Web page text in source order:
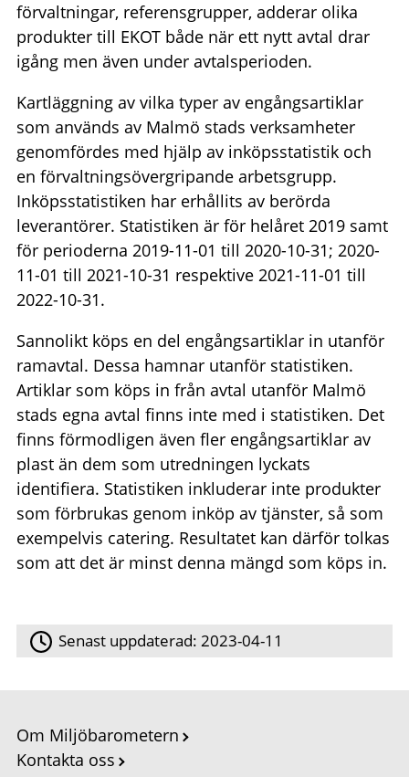
förvaltningar, referensgrupper, adderar olika
produkter till EKOT både när ett nytt avtal drar
igång men även under avtalsperioden.
Kartläggning av vilka typer av engångsartiklar
som används av Malmö stads verksamheter
genomfördes med hjälp av inköpsstatistik och
en förvaltningsövergripande arbetsgrupp.
Inköpsstatistiken har erhållits av berörda
leverantörer. Statistiken är för helåret 2019 samt
för perioderna 2019-11-01 till 2020-10-31; 2020-
11-01 till 2021-10-31 respektive 2021-11-01 till
2022-10-31.
Sannolikt köps en del engångsartiklar in utanför
ramavtal. Dessa hamnar utanför statistiken.
Artiklar som köps in från avtal utanför Malmö
stads egna avtal finns inte med i statistiken. Det
finns förmodligen även fler engångsartiklar av
plast än dem som utredningen lyckats
identifiera. Statistiken inkluderar inte produkter
som förbrukas genom inköp av tjänster, så som
exempelvis catering. Resultatet kan därför tolkas
som att det är minst denna mängd som köps in.
Senast uppdaterad:2023-04-11
Om Miljöbarometern
Kontakta oss